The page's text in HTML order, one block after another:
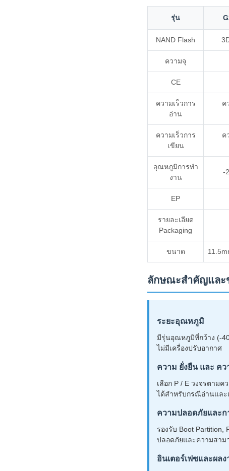
รุ่น
NAND Flash
ความจุ
CE
ความเร็วการ
อ่าน
ค
ความเร็วการ
เขียน
ค
อุณหภูมิการทํา
งาน
-
EP
รายละเอียด
Packaging
ขนาด
ลักษณะสําคัญและ
ระยะอุณหภูมิ
มีรุ่นอุณหภูมิที่กว้าง (-
ไม่มีเครื่องปรับอากาศ
ความ ยั่งยืน และ ค
เลือก P / E วงจรตาม
ได้สําหรับกรณีอ่านและ
ความปลอดภัยและก
รองรับ Boot
ปลอดภัยและความสาม
อินเตอร์เฟซและผลง